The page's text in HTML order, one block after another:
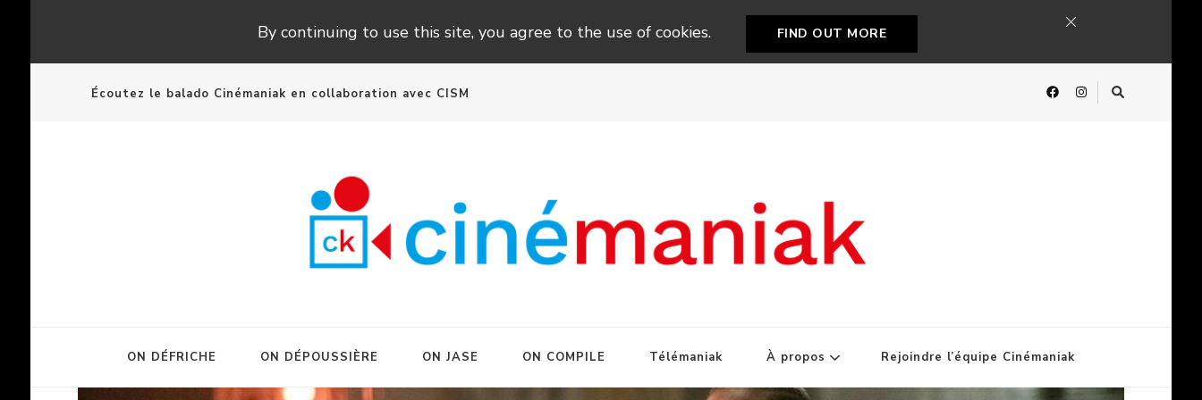
By continuing to use this site, you agree to the use of cookies. FIND OUT MORE
Écoutez le balado Cinémaniak en collaboration avec CISM
ON DÉFRICHE ON DÉPOUSSIÈRE ON JASE ON COMPILE Télémaniak À propos Rejoindre l’équipe Cinémaniak